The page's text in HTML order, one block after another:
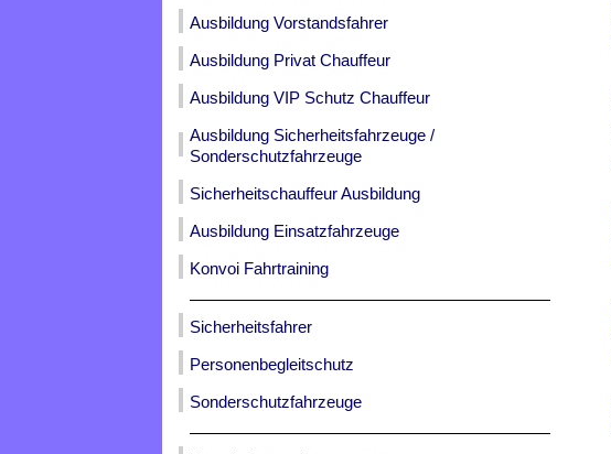
Ausbildung Vorstandsfahrer
Ausbildung Privat Chauffeur
Ausbildung VIP Schutz Chauffeur
Ausbildung Sicherheitsfahrzeuge /
Sonderschutzfahrzeuge
Sicherheitschauffeur Ausbildung
Ausbildung Einsatzfahrzeuge
Konvoi Fahrtraining
Sicherheitsfahrer
Personenbegleitschutz
Sonderschutzfahrzeuge